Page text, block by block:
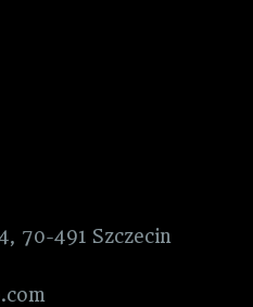
70-491 Szczecin